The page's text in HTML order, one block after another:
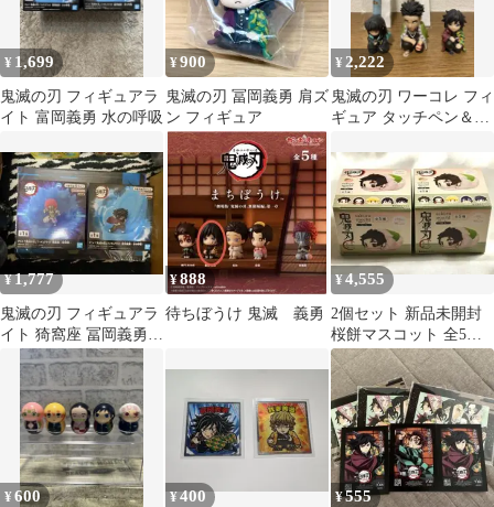
¥ 1,699
鬼滅の刃 フィギュアラ
イト 富岡義勇 水の呼吸
¥900
鬼滅の刃 冨岡義勇 肩ズ
ン フィギュア
¥ 2,222
鬼滅の刃 ワーコレ フィ
ギュア タッチペン＆ボ
冨岡
¥1,777
鬼滅の刃 フィギュアラ
イト 猗窩座 冨岡義勇 2
種セット
¥888
待ちぼうけ 鬼滅 義勇
¥4,555
2個セット 新品未開封
桜餅マスコット 全5種
ランダム 1種入り
¥600 ¥400 ¥555